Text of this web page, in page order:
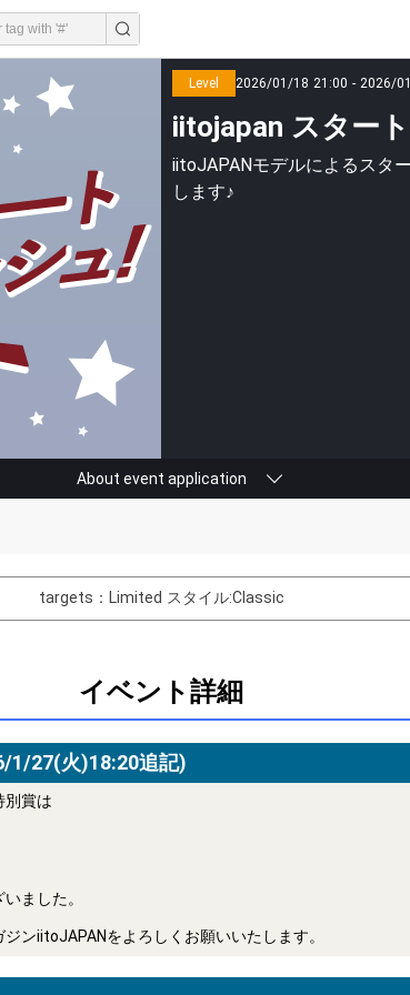
Level 2026/01/18 21:00 - 2026/
iitojapan スター
iitoJAPANモデルによるスタ
します♪
About event application
purchase gifts
performer's
Close
targets：Limited スタイル:Classic
イベント詳細
1/27(火)18:20追記)
別賞は
ました。
ンiitoJAPANをよろしくお願いいたします。